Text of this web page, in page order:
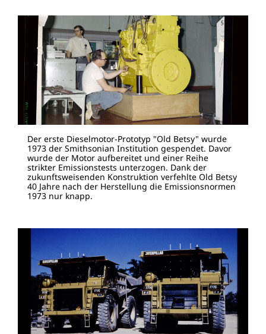
Der erste Dieselmotor-Prototyp "Old Betsy" wurde
1973 der Smithsonian Institution gespendet. Davor
wurde der Motor aufbereitet und einer Reihe
strikter Emissionstests unterzogen. Dank der
zukunftsweisenden Konstruktion verfehlte Old Betsy
40 Jahre nach der Herstellung die Emissionsnormen
1973 nur knapp.